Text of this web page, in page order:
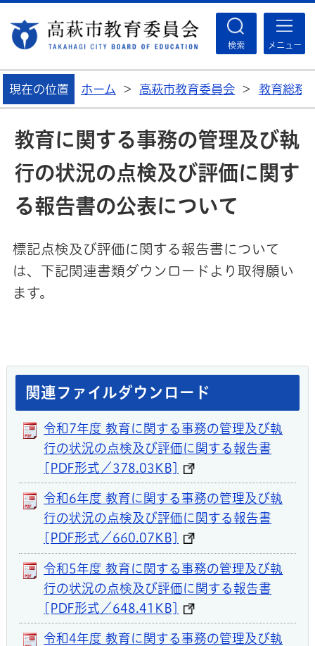
検索 メニュー
現在の位置 ホーム > 高萩市教育委員会 > 教育総務
教育に関する事務の管理及び執
行の状況の点検及び評価に関す
る報告書の公表について
標記点検及び評価に関する報告書について
は、下記関連書類ダウンロードより取得願い
ます。
関連ファイルダウンロード
令和7年度 教育に関する事務の管理及び執
行の状況の点検及び評価に関する報告書
[PDF形式／378.03KB]
令和6年度 教育に関する事務の管理及び執
行の状況の点検及び評価に関する報告書
[PDF形式／660.07KB]
令和5年度 教育に関する事務の管理及び執
行の状況の点検及び評価に関する報告書
[PDF形式／648.41KB]
令和4年度 教育に関する事務の管理及び執